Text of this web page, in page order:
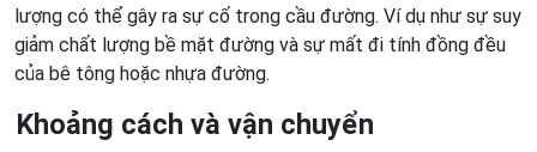
lượng có thể gây ra sự cố trong cầu đường. Ví dụ như sự suy
giảm chất lượng bề mặt đường và sự mất đi tính đồng đều
của bê tông hoặc nhựa đường.
Khoảng cách và vận chuyển